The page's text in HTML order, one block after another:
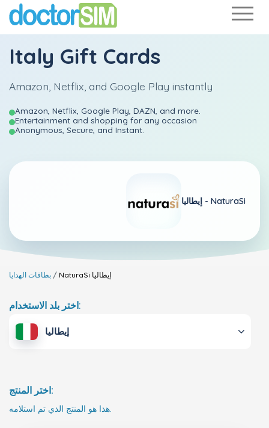
Italy Gift Cards
Amazon, Netflix, and Google Play instantly
Amazon, Netflix, Google Play, DAZN, and more.
Entertainment and shopping for any occasion
Anonymous, Secure, and Instant.
إيطاليا - NaturaSi
بطاقات الهدايا NaturaSi إيطاليا
اختر بلد الاستخدام:
إيطاليا
اختر المنتج:
هذا هو المنتج الذي تم استلامه.